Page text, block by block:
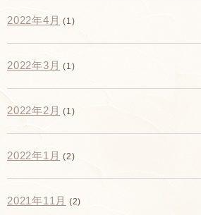
2022年4月 (1)
2022年3月 (1)
2022年2月 (1)
2022年1月 (2)
2021年11月 (2)